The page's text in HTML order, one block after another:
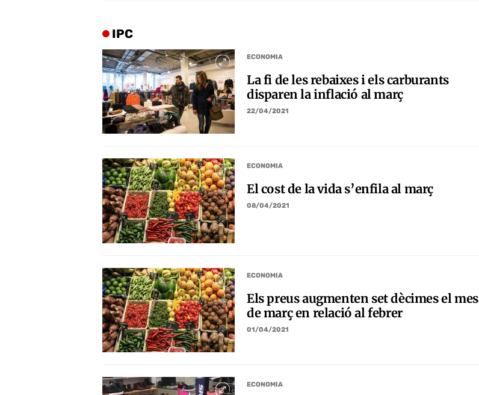
IPC
ECONOMIA
La fi de les rebaixes i els carburants
disparen la inflació al març
22/04/2021
ECONOMIA
El cost de la vida s’enfila al març
08/04/2021
ECONOMIA
Els preus augmenten set dècimes el mes
de març en relació al febrer
01/04/2021
ECONOMIA